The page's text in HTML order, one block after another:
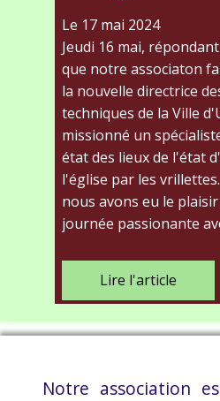
Le 17 mai 2024
Jeudi 16 mai,
que notre associaton
la nouvelle directrice
techniques de la Ville
missionné un
état des lieux de l'état
l'église par les
nous avons eu le
journée passionante
Lire l'article
Notre association